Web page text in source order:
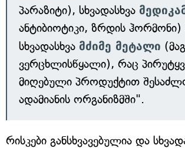
პარაზიტი), სხვადასხვა
ანტიბიოტიკი, ზრდის ჰორმონი)
სხვადასხვა მძიმე მეტალი
ვერცხლისწყალი), რაც
მიღებული პროდუქტით
ადამიანის ორგანიზმში".
რისკები განსხვავებულია და